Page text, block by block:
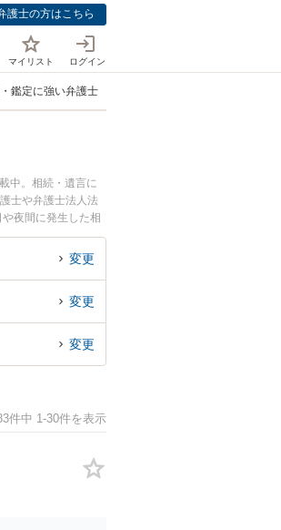
護士の方はこちら
マイリスト ログイン
鑑定に強い弁護士
中。相続・遺言に
士や弁護士法人法
夜間に発生した相
で相続財産調査・鑑
変更
変更
変更
件中 1-30件を表示